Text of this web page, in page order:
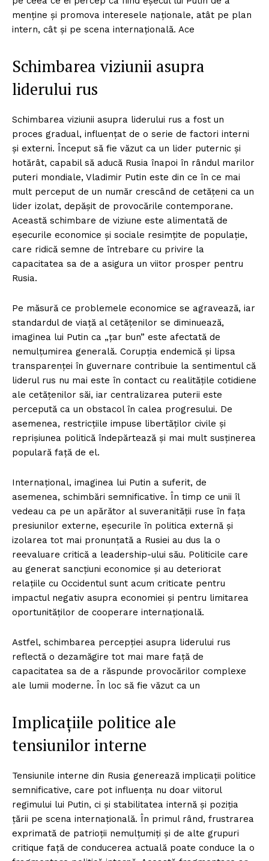
menține și promova interesele naționale, atât pe plan
intern, cât și pe scena internațională. Ace
Schimbarea viziunii asupra
liderului rus
Schimbarea viziunii asupra liderului rus a fost un
proces gradual, influențat de o serie de factori interni
și externi. Început să fie văzut ca un lider puternic și
hotărât, capabil să aducă Rusia înapoi în rândul marilor
puteri mondiale, Vladimir Putin este din ce în ce mai
mult perceput de un număr crescând de cetățeni ca un
lider izolat, depășit de provocările contemporane.
Această schimbare de viziune este alimentată de
eșecurile economice și sociale resimțite de populație,
care ridică semne de întrebare cu privire la
capacitatea sa de a asigura un viitor prosper pentru
Rusia.
Pe măsură ce problemele economice se agravează, iar
standardul de viață al cetățenilor se diminuează,
imaginea lui Putin ca „țar bun” este afectată de
nemulțumirea generală. Corupția endemică și lipsa
transparenței în guvernare contribuie la sentimentul că
liderul rus nu mai este în contact cu realitățile cotidiene
ale cetățenilor săi, iar centralizarea puterii este
percepută ca un obstacol în calea progresului. De
asemenea, restricțiile impuse libertăților civile și
reprișiunea politică îndepărtează și mai mult susținerea
populară față de el.
Internațional, imaginea lui Putin a suferit, de
asemenea, schimbări semnificative. În timp ce unii îl
vedeau ca pe un apărător al suveranității ruse în fața
presiunilor externe, eșecurile în politica externă și
izolarea tot mai pronunțată a Rusiei au dus la o
reevaluare critică a leadership-ului său. Politicile care
au generat sancțiuni economice și au deteriorat
relațiile cu Occidentul sunt acum criticate pentru
impactul negativ asupra economiei și pentru limitarea
oportunităților de cooperare internațională.
Astfel, schimbarea percepției asupra liderului rus
reflectă o dezamăgire tot mai mare față de
capacitatea sa de a răspunde provocărilor complexe
ale lumii moderne. În loc să fie văzut ca un
Implicațiile politice ale
tensiunilor interne
Tensiunile interne din Rusia generează implicații politice
semnificative, care pot influența nu doar viitorul
regimului lui Putin, ci și stabilitatea internă și poziția
țării pe scena internațională. În primul rând, frustrarea
exprimată de patrioții nemulțumiți și de alte grupuri
critique față de conducerea actuală poate conduce la o